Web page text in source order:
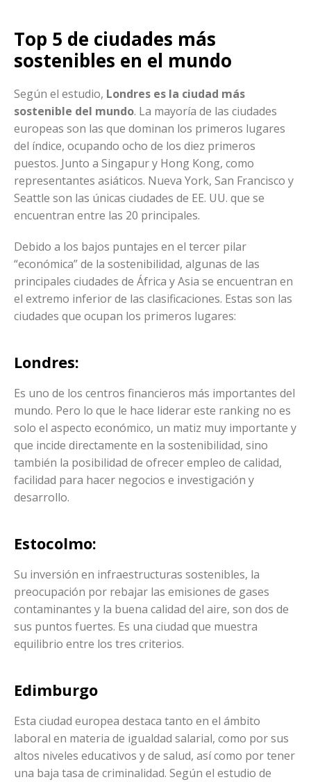
Top 5 de ciudades más
sostenibles en el mundo
Según el estudio, Londres es la ciudad más
sostenible del mundo. La mayoría de las ciudades
europeas son las que dominan los primeros lugares
del índice, ocupando ocho de los diez primeros
puestos. Junto a Singapur y Hong Kong, como
representantes asiáticos. Nueva York, San Francisco y
Seattle son las únicas ciudades de EE. UU. que se
encuentran entre las 20 principales.
Debido a los bajos puntajes en el tercer pilar
“económica” de la sostenibilidad, algunas de las
principales ciudades de África y Asia se encuentran en
el extremo inferior de las clasificaciones. Estas son las
ciudades que ocupan los primeros lugares:
Londres:
Es uno de los centros financieros más importantes del
mundo. Pero lo que le hace liderar este ranking no es
solo el aspecto económico, un matiz muy importante y
que incide directamente en la sostenibilidad, sino
también la posibilidad de ofrecer empleo de calidad,
facilidad para hacer negocios e investigación y
desarrollo.
Estocolmo:
Su inversión en infraestructuras sostenibles, la
preocupación por rebajar las emisiones de gases
contaminantes y la buena calidad del aire, son dos de
sus puntos fuertes. Es una ciudad que muestra
equilibrio entre los tres criterios.
Edimburgo
Esta ciudad europea destaca tanto en el ámbito
laboral en materia de igualdad salarial, como por sus
altos niveles educativos y de salud, así como por tener
una baja tasa de criminalidad. Según el estudio de